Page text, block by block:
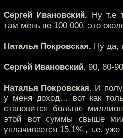
Сергей Ивановский. Ну т.е
там меньше 100 000, это
Наталья Покровская. Ну да,
Сергей Ивановский. 90, 80-
Наталья Покровская. И
у меня доход… вот как
становится больше
этой вот суммы свыше
уплачивается 15,1%., т.е.